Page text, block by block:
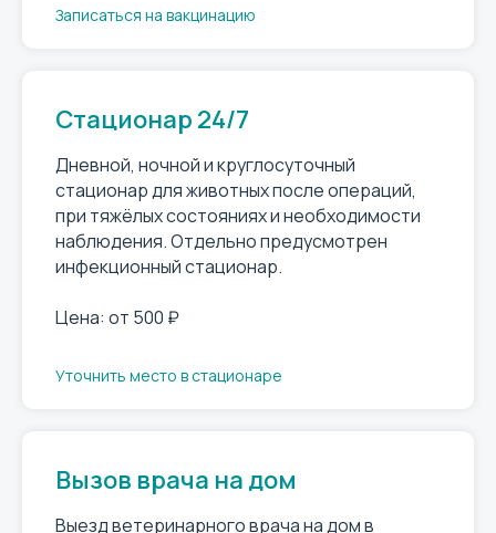
Записаться на вакцинацию
Стационар 24/7
Дневной, ночной и круглосуточный
стационар для животных после операций,
при тяжёлых состояниях и необходимости
наблюдения. Отдельно предусмотрен
инфекционный стационар.
Цена: от 500 ₽
Уточнить место в стационаре
Вызов врача на дом
Выезд ветеринарного врача на дом в